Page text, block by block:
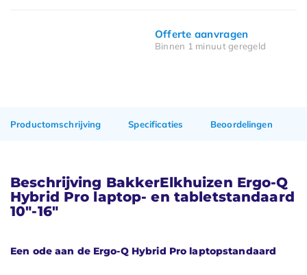
Offerte aanvragen
Binnen 1 minuut geregeld
Productomschrijving Specificaties Beoordelingen
Beschrijving BakkerElkhuizen Ergo-Q
Hybrid Pro laptop- en tabletstandaard
10"-16"
Een ode aan de Ergo-Q Hybrid Pro laptopstandaard